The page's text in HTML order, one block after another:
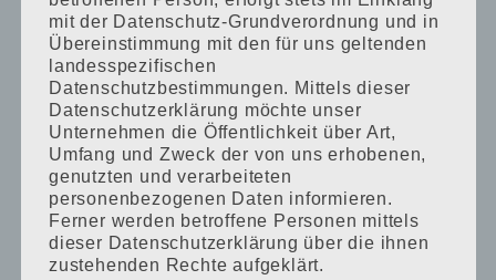
Sidebar
mit der Datenschutz-Grundverordnung und in
Übereinstimmung mit den für uns geltenden
landesspezifischen
Datenschutzbestimmungen. Mittels dieser
Datenschutzerklärung möchte unser
Unternehmen die Öffentlichkeit über Art,
Umfang und Zweck der von uns erhobenen,
genutzten und verarbeiteten
personenbezogenen Daten informieren.
Ferner werden betroffene Personen mittels
dieser Datenschutzerklärung über die ihnen
zustehenden Rechte aufgeklärt.